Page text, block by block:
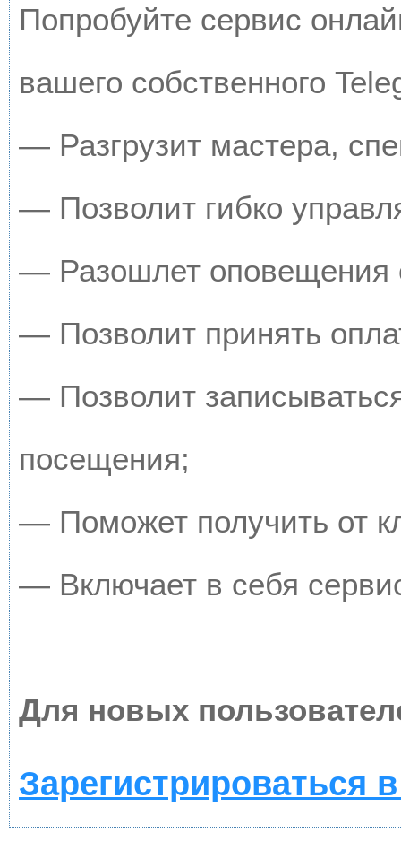
Попробуйте сервис
вашего собственного
— Разгрузит мастера,
— Позволит гибко
— Разошлет оповещения
— Позволит принять
— Позволит
посещения;
— Поможет получить от
— Включает в себя
Для новых
Зарегистрироваться